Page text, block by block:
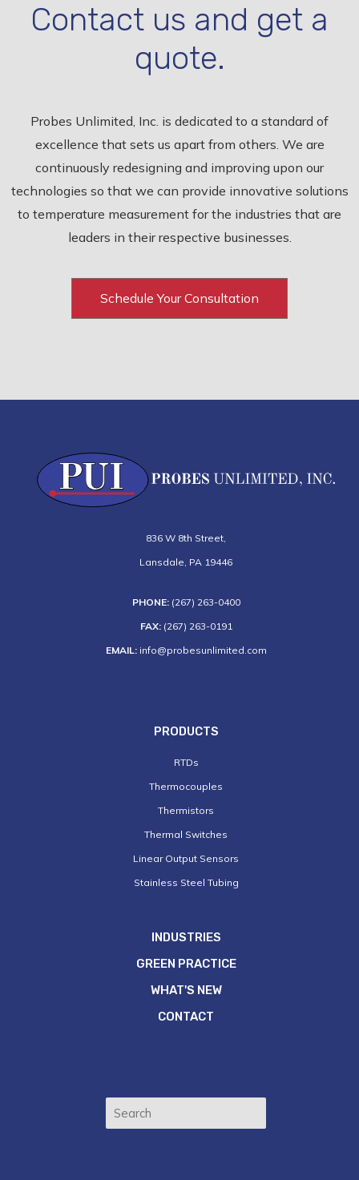
Contact us and get a
quote.
Probes Unlimited, Inc. is dedicated to a standard of
excellence that sets us apart from others. We are
continuously redesigning and improving upon our
technologies so that we can provide innovative solutions
to temperature measurement for the industries that are
leaders in their respective businesses.
Schedule Your Consultation
836 W 8th Street,
Lansdale, PA 19446
PHONE: (267) 263-0400
FAX: (267) 263-0191
EMAIL: info@probesunlimited.com
PRODUCTS
RTDs
Thermocouples
Thermistors
Thermal Switches
Linear Output Sensors
Stainless Steel Tubing
INDUSTRIES
GREEN PRACTICE
WHAT'S NEW
CONTACT